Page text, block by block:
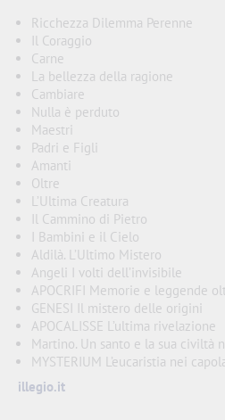
Ricchezza Dilemma Perenne
Il Coraggio
Carne
La bellezza della ragione
Cambiare
Nulla è perduto
Maestri
Padri e Figli
Amanti
Oltre
L’Ultima Creatura
Il Cammino di Pietro
I Bambini e il Cielo
Aldilà. L’Ultimo Mistero
Angeli I volti dell’invisibile
APOCRIFI Memorie e leggende
GENESI Il mistero delle origini
APOCALISSE L’ultima rivelazione
Martino. Un santo e la sua civiltà
MYSTERIUM L’eucaristia nei
illegio.it